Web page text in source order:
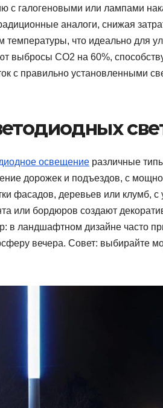
с галогеновыми или лампами
аналоги, снижая
температуры, что идеально для
выбросы CO2 на 60%,
с правильно установленными
освещение различные
дорожек и подъездов, с
фасадов, деревьев или клумб,
или бордюров создают
в ландшафтном дизайне часто
вечера. Совет: выбирайте